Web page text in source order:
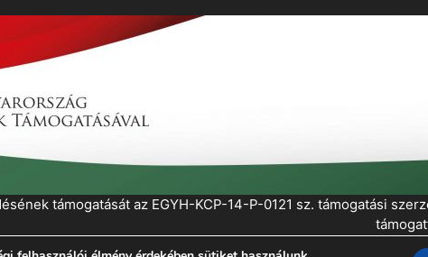
támogatását az EGYH-KCP-14-P-0121 sz. támogatási